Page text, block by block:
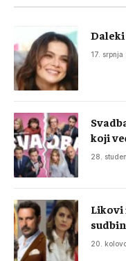
17. srpnja
koji
28.
Likovi
20.